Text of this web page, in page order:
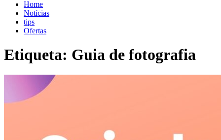
blog.shopdutyfree.pt
blog.shopdutyfree.pt
Home
Notícias
tips
Ofertas
Etiqueta: Guia de fotografia